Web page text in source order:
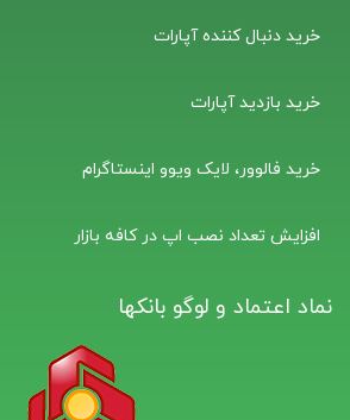
خرید دنبال کننده آپارات
خرید بازدید آپارات
خرید فالوور، لایک ویوو اینستاگرام
افزایش تعداد نصب اپ در کافه بازار
نماد اعتماد و لوگو بانکها